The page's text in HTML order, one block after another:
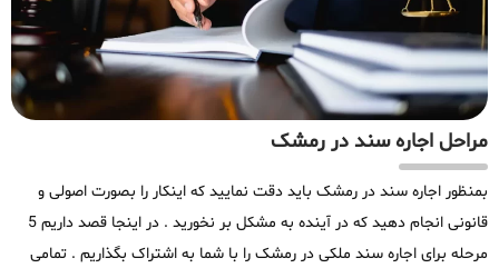
مراحل اجاره سند در رمشک
بمنظور اجاره سند در رمشک باید دقت نمایید که اینکار را بصورت اصولی و
قانونی انجام دهید که در آینده به مشکل بر نخورید . در اینجا قصد داریم 5
مرحله برای اجاره سند ملکی در رمشک را با شما به اشتراک بگذاریم . تمامی